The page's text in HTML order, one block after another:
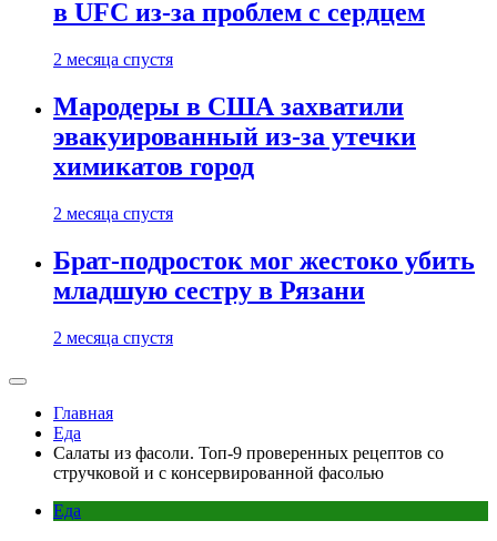
в UFC из-за проблем с сердцем
2 месяца спустя
Мародеры в США захватили
эвакуированный из-за утечки
химикатов город
2 месяца спустя
Брат-подросток мог жестоко убить
младшую сестру в Рязани
2 месяца спустя
Главная
Еда
Салаты из фасоли. Топ-9 проверенных рецептов со
стручковой и с консервированной фасолью
Еда